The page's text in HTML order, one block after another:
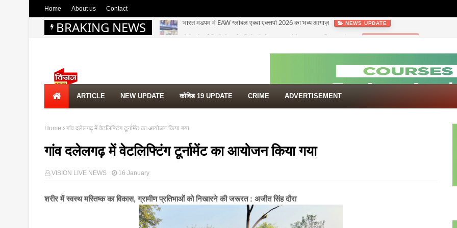
Home About us Contact
BRAKING NEWS जेपी स्पोर्ट्स सिटी से कर्मचारियों की सेवा समाप्त होने पर भड़का किसान संगठन NEWS UPDATE
ARTICLE NEW UPDATE कोविड 19 UPDATE CRIME ADVERTISEMENT
Home गांव दलेलगढ़ में वेटलिफ्टिंग टूर्नामेंट का आयोजन किया गया
गांव दलेलगढ़ में वेटलिफ्टिंग टूर्नामेंट का आयोजन किया गया
VISION LIVE NEWS 16 January
शरीर में स्वस्थ मस्तिष्क का विकास, ग्रामीण प्रतिभाओं को निखारने की जरूरत : अजीत सिंह दौरा